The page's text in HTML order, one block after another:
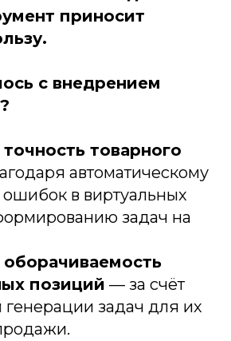
приносит
с внедрением
товарного
автоматическому
в виртуальных
задач на
позиций — за счёт
генерации задач для их